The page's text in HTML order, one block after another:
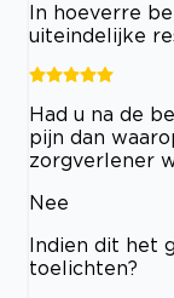
In hoeverre
uiteindelijke
Had u na de
pijn dan
zorgverlener
Nee
Indien dit het
toelichten?